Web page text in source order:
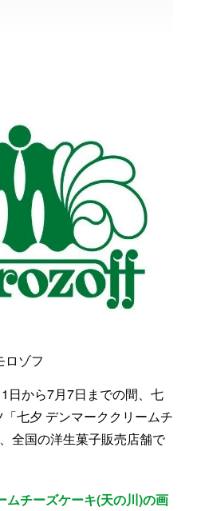
ロゾフ
日から7月7日までの間、七
七夕 デンマーククリームチ
全国の洋生菓子販売店舗で
ムチーズケーキ(天の川)の画